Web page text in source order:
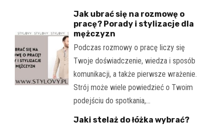
Jak ubrać się na rozmowę o
pracę? Porady i stylizacje dla
mężczyzn
Podczas rozmowy o pracę liczy się
Twoje doświadczenie, wiedza i sposób
komunikacji, a także pierwsze wrażenie.
Strój może wiele powiedzieć o Twoim
podejściu do spotkania,…
Jaki stelaż do łóżka wybrać?